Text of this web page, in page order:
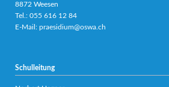
8872 Weesen
Tel.: 055 616 12 84
E-Mail: praesidium@oswa.ch
Schulleitung